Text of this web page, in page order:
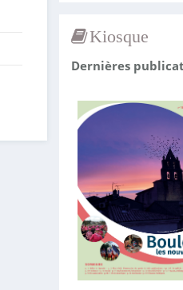
Kiosque
Dernières